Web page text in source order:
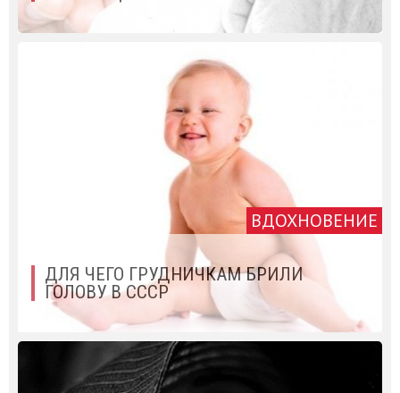
ВДОХНОВЕНИЕ
ДЛЯ ЧЕГО ГРУДНИЧКАМ БРИЛИ
ГОЛОВУ В СССР